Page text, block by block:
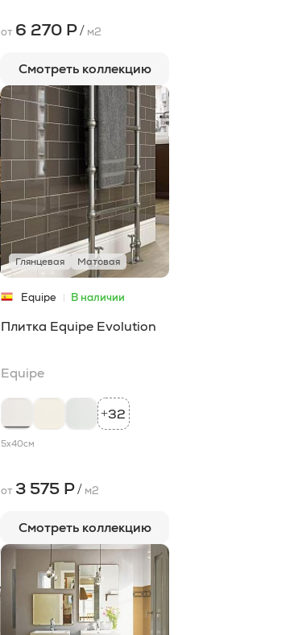
от 6 270 Р/ м2
Смотреть коллекцию
Глянцевая Матовая
Equipe В наличии
Плитка Equipe Evolution
Equipe
+32
5x40см
от 3 575 Р/ м2
Смотреть коллекцию